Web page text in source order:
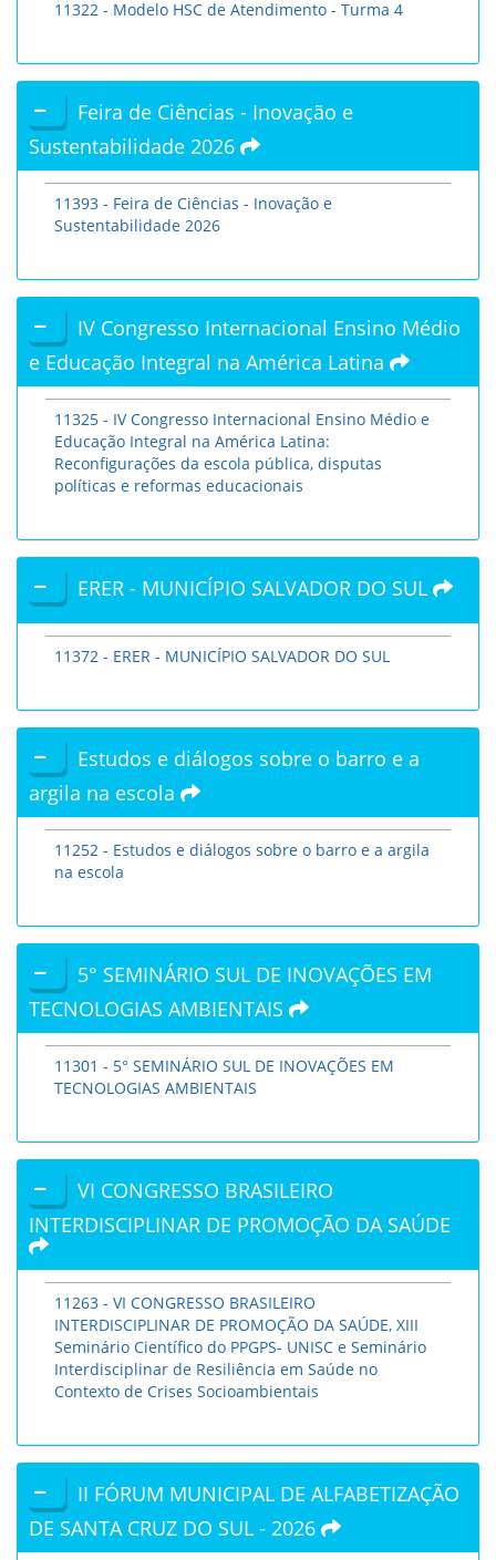
11322 - Modelo HSC de Atendimento - Turma 4
Feira de Ciências - Inovação e
Sustentabilidade 2026
11393 - Feira de Ciências - Inovação e
Sustentabilidade 2026
IV Congresso Internacional Ensino Médio
e Educação Integral na América Latina
11325 - IV Congresso Internacional Ensino Médio e
Educação Integral na América Latina:
Reconfigurações da escola pública, disputas
políticas e reformas educacionais
ERER - MUNICÍPIO SALVADOR DO SUL
11372 - ERER - MUNICÍPIO SALVADOR DO SUL
Estudos e diálogos sobre o barro e a
argila na escola
11252 - Estudos e diálogos sobre o barro e a argila
na escola
5° SEMINÁRIO SUL DE INOVAÇÕES EM
TECNOLOGIAS AMBIENTAIS
11301 - 5° SEMINÁRIO SUL DE INOVAÇÕES EM
TECNOLOGIAS AMBIENTAIS
VI CONGRESSO BRASILEIRO
INTERDISCIPLINAR DE PROMOÇÃO DA SAÚDE
11263 - VI CONGRESSO BRASILEIRO
INTERDISCIPLINAR DE PROMOÇÃO DA SAÚDE, XIII
Seminário Científico do PPGPS- UNISC e Seminário
Interdisciplinar de Resiliência em Saúde no
Contexto de Crises Socioambientais
II FÓRUM MUNICIPAL DE ALFABETIZAÇÃO
DE SANTA CRUZ DO SUL - 2026